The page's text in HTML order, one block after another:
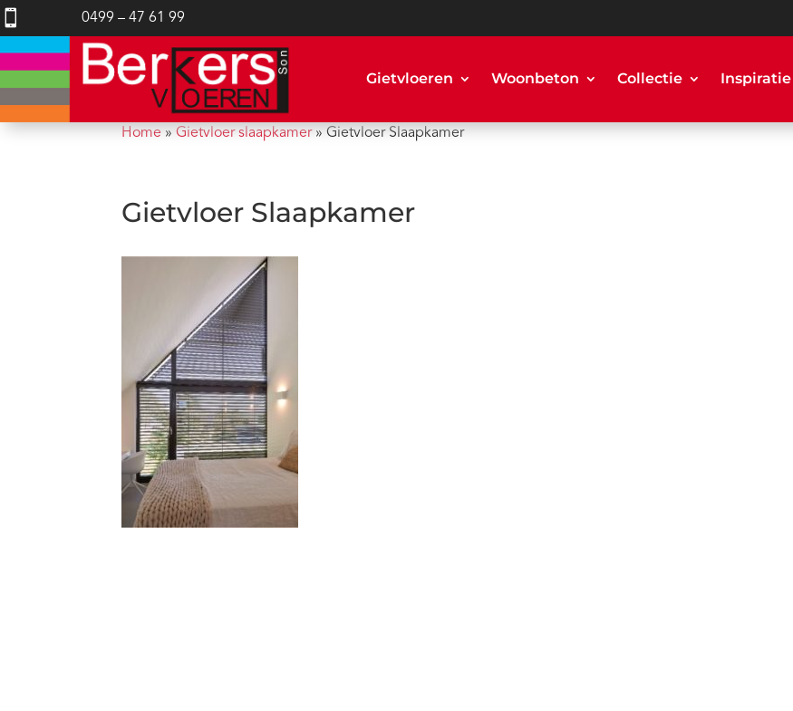
 0499 – 47 61 99
Gietvloeren Woonbeton Collectie Inspiratie
Home »Gietvloer slaapkamer»Gietvloer Slaapkamer
Gietvloer Slaapkamer